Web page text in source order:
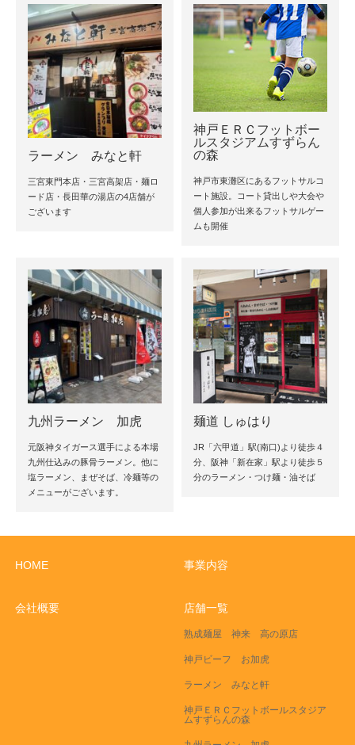
ラーメン みなと軒
三宮東門本店・三宮高架店・麺ロ
ード店・長田華の湯店の4店舗が
ございます
神戸ＥＲＣフットボー
ルスタジアムすずらん
の森
神戸市東灘区にあるフットサルコ
ート施設。コート貸出しや大会や
個人参加が出来るフットサルゲー
ムも開催
九州ラーメン 加虎
元阪神タイガース選手による本場
九州仕込みの豚骨ラーメン。他に
塩ラーメン、まぜそば、冷麺等の
メニューがございます。
麺道 しゅはり
JR「六甲道」駅(南口)より徒歩４
分、阪神「新在家」駅より徒歩５
分のラーメン・つけ麺・油そば
HOME 事業内容
会社概要 店舗一覧
熟成麺屋 神来 高の原店
神戸ビーフ お加虎
ラーメン みなと軒
神戸ＥＲＣフットボールスタジア
ムすずらんの森